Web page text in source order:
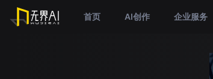
首页 AI创作 企业服务